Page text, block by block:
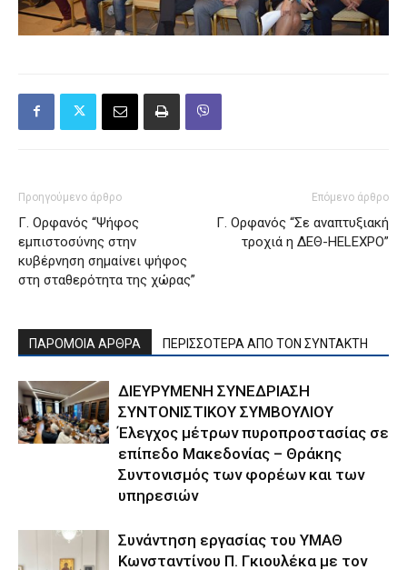
Προηγούμενο άρθρο
Γ. Ορφανός “Ψήφος
εμπιστοσύνης στην
κυβέρνηση σημαίνει ψήφος
στη σταθερότητα της χώρας”
Επόμενο άρθρο
Γ. Ορφανός “Σε αναπτυξιακή
τροχιά η ΔΕΘ-HELEXPO”
ΠΑΡΟΜΟΙΑ ΑΡΘΡΑ ΠΕΡΙΣΣΟΤΕΡΑ ΑΠΟ ΤΟΝ ΣΥΝΤΑΚΤΗ
ΔΙΕΥΡΥΜΕΝΗ ΣΥΝΕΔΡΙΑΣΗ
ΣΥΝΤΟΝΙΣΤΙΚΟΥ ΣΥΜΒΟΥΛΙΟΥ
Έλεγχος μέτρων πυροπροστασίας σε
επίπεδο Μακεδονίας – Θράκης
Συντονισμός των φορέων και των
υπηρεσιών
Συνάντηση εργασίας του ΥΜΑΘ
Κωνσταντίνου Π. Γκιουλέκα με τον